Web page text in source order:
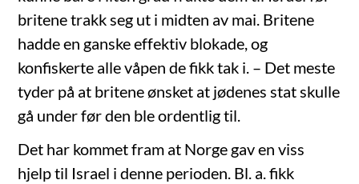
britene trakk seg ut i midten av mai. Britene
hadde en ganske effektiv blokade, og
konfiskerte alle våpen de fikk tak i. – Det meste
tyder på at britene ønsket at jødenes stat skulle
gå under før den ble ordentlig til.
Det har kommet fram at Norge gav en viss
hjelp til Israel i denne perioden. Bl. a. fikk